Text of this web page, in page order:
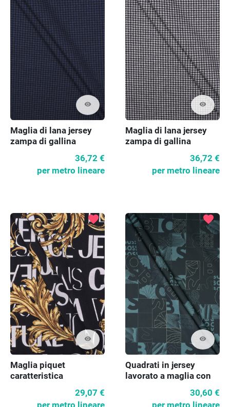
visibility
Maglia di lana jersey
zampa di gallina
36,72 €
per metro lineare
visibility
Maglia di lana jersey
zampa di gallina
36,72 €
per metro lineare
visibility
favorite
Maglia piquet
caratteristica
29,07 €
per metro lineare
visibility
favorite
Quadrati in jersey
lavorato a maglia con
30,60 €
per metro lineare